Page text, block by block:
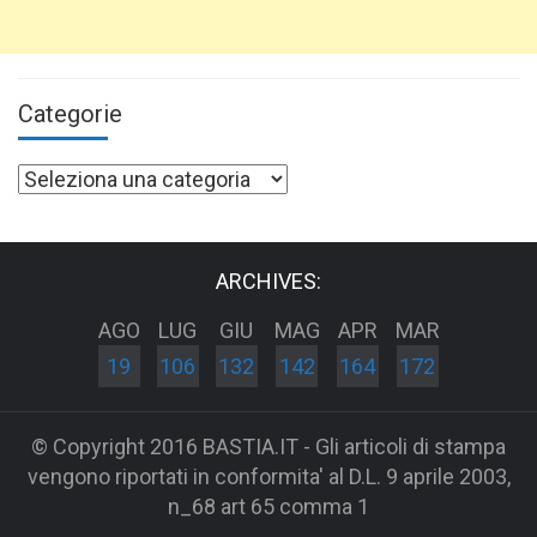
Categorie
Categorie
ARCHIVES:
AGO
19
LUG
106
GIU
132
MAG
142
APR
164
MAR
172
© Copyright 2016 BASTIA.IT - Gli articoli di stampa
vengono riportati in conformita' al D.L. 9 aprile 2003,
n_68 art 65 comma 1